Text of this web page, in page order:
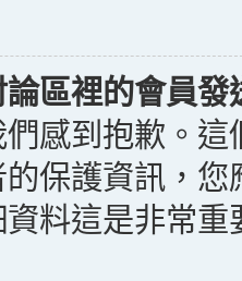
區裡的會員
感到抱歉。
保護資訊，
料這是非常